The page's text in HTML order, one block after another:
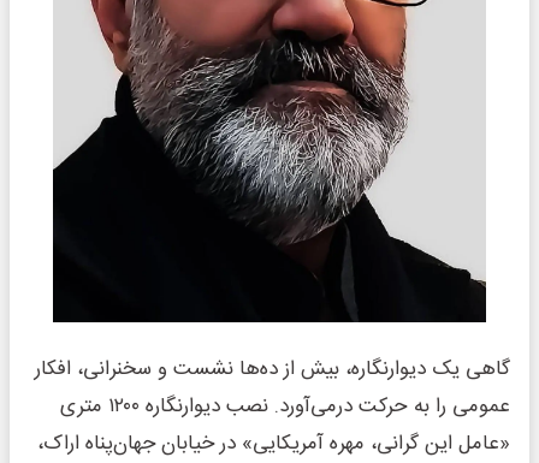
گاهی یک دیوارنگاره، بیش از ده‌ها نشست و سخنرانی، افکار
عمومی را به حرکت درمی‌آورد. نصب دیوارنگاره ۱۲۰۰ متری
«عامل این گرانی، مهره آمریکایی» در خیابان جهان‌پناه اراک،